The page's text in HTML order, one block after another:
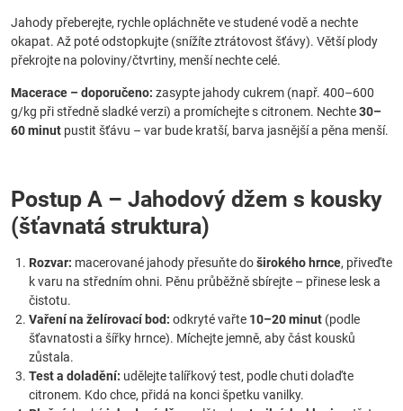
Jahody přeberejte, rychle opláchněte ve studené vodě a nechte
okapat. Až poté odstopkujte (snížíte ztrátovost šťávy). Větší plody
překrojte na poloviny/čtvrtiny, menší nechte celé.
Macerace – doporučeno: zasypte jahody cukrem (např. 400–600
g/kg při středně sladké verzi) a promíchejte s citronem. Nechte30–
60 minut pustit šťávu – var bude kratší, barva jasnější a pěna menší.
Postup A – Jahodový džem s kousky
(šťavnatá struktura)
Rozvar: macerované jahody přesuňte doširokého hrnce, přiveďte
k varu na středním ohni. Pěnu průběžně sbírejte – přinese lesk a
čistotu.
Vaření na želírovací bod: odkryté vařte 10–20 minut (podle
šťavnatosti a šířky hrnce). Míchejte jemně, aby část kousků
zůstala.
Test a doladění: udělejte talířkový test, podle chuti dolaďte
citronem. Kdo chce, přidá na konci špetku vanilky.